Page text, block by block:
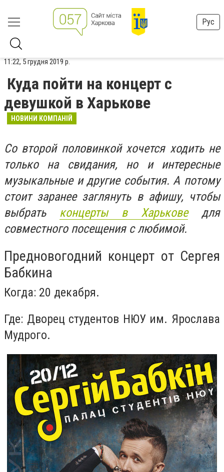
Рус
11:22, 5 грудня 2019 р.
Куда пойти на концерт с
девушкой в Харькове
НОВИНИ КОМПАНІЙ
Со второй половинкой хочется ходить не
только на свидания, но и интересные
музыкальные и другие события. А потому
стоит заранее заглянуть в афишу, чтобы
выбрать концерты в Харьковедля
совместного посещения с любимой.
Предновогодний концерт от Сергея
Бабкина
Когда: 20 декабря.
Где: Дворец студентов НЮУ им. Ярослава
Мудрого.